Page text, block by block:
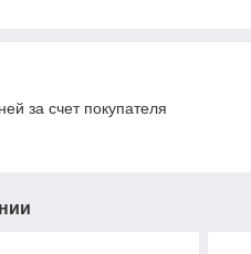
за счет покупателя